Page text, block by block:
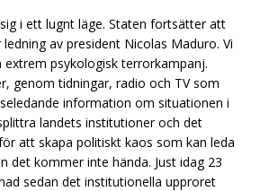
i ett lugnt läge. Staten fortsätter att
av president Nicolas Maduro. Vi
psykologisk terrorkampanj.
genom tidningar, radio och TV som
information om situationen i
landets institutioner och det
att skapa politiskt kaos som kan leda
det kommer inte hända. Just idag 23
sedan det institutionella upproret